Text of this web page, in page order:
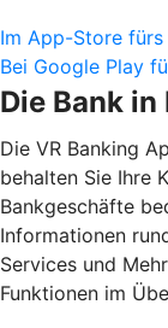
Im App-Store fürs
Bei Google Play
Die Bank in
Die VR Banking
behalten Sie Ihre
Bankgeschäfte
Informationen
Services und
Funktionen im